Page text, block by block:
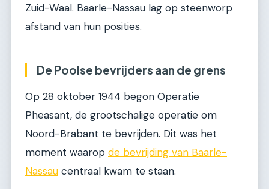
Zuid-Waal. Baarle-Nassau lag op steenworp
afstand van hun posities.
De Poolse bevrijders aan de grens
Op 28 oktober 1944 begon Operatie
Pheasant, de grootschalige operatie om
Noord-Brabant te bevrijden. Dit was het
moment waarop de bevrijding van Baarle-
Nassau centraal kwam te staan.